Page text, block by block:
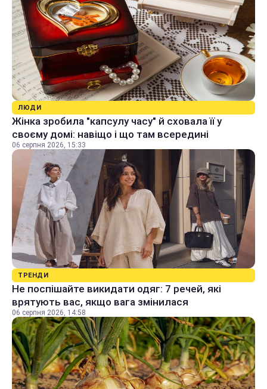
ЛЮДИ
Жінка зробила "капсулу часу" й сховала її у
своєму домі: навіщо і що там всередині
06 серпня 2026, 15:33
ТРЕНДИ
Не поспішайте викидати одяг: 7 речей, які
врятують вас, якщо вага змінилася
06 серпня 2026, 14:58